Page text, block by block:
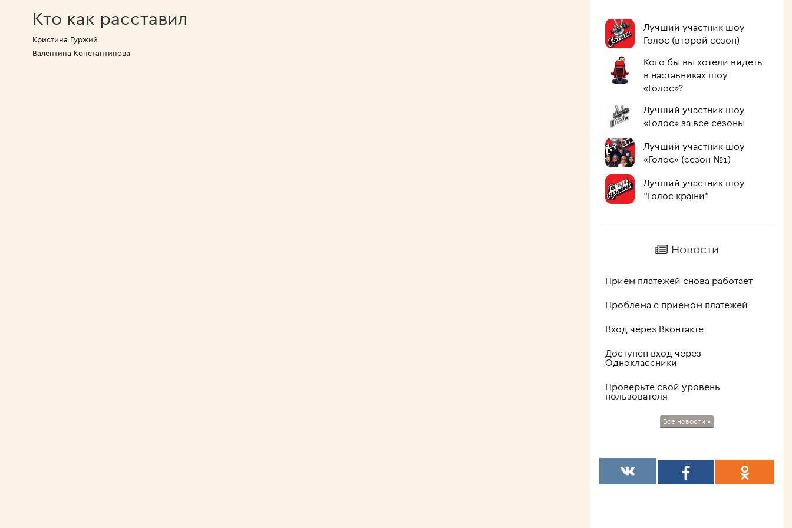
Кто как расставил
Кристина Гуржий
Валентина Константинова
Лучший участник шоу
Голос (второй сезон)
Кого бы вы хотели видеть
в наставниках шоу
«Голос»?
Лучший участник шоу
«Голос» за все сезоны
Лучший участник шоу
«Голос» (сезон №1)
Лучший участник шоу
"Голос країни"
Новости
Приём платежей снова работает
Проблема с приёмом платежей
Вход через Вконтакте
Доступен вход через
Одноклассники
Проверьте свой уровень
пользователя
Все новости »